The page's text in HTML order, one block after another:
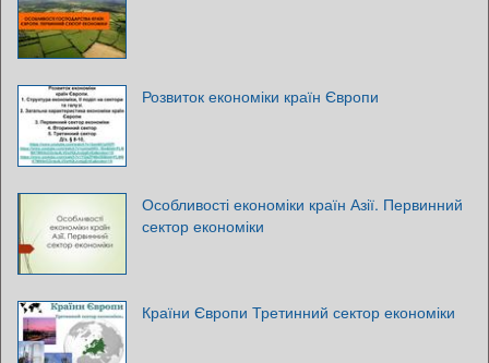
Розвиток економіки країн Європи
Особливості економіки країн Азії. Первинний
сектор економіки
Країни Європи Третинний сектор економіки